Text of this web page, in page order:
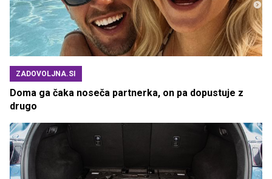
ZADOVOLJNA.SI
Doma ga čaka noseča partnerka, on pa dopustuje z
drugo